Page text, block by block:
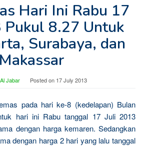
Hari Ini Rabu 17
8.27 Untuk
Surabaya, dan
Makassar
Jabar Posted on 17 July 2013
pada hari ke-8 (kedelapan) Bulan
hari ini Rabu tanggal 17 Juli 2013
dengan harga kemaren. Sedangkan
dengan harga 2 hari yang lalu tanggal